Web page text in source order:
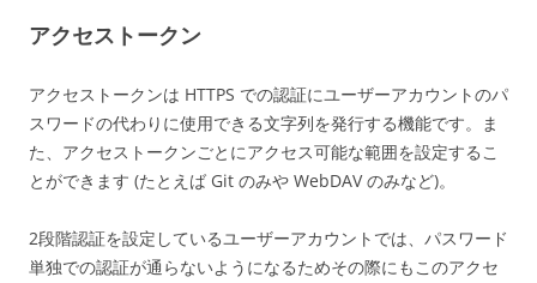
アクセストークン
アクセストークンは HTTPS での認証にユーザーアカウントのパ
スワードの代わりに使用できる文字列を発行する機能です。ま
た、アクセストークンごとにアクセス可能な範囲を設定するこ
とができます (たとえば Git のみや WebDAV のみなど)。
2段階認証を設定しているユーザーアカウントでは、パスワード
単独での認証が通らないようになるためその際にもこのアクセ